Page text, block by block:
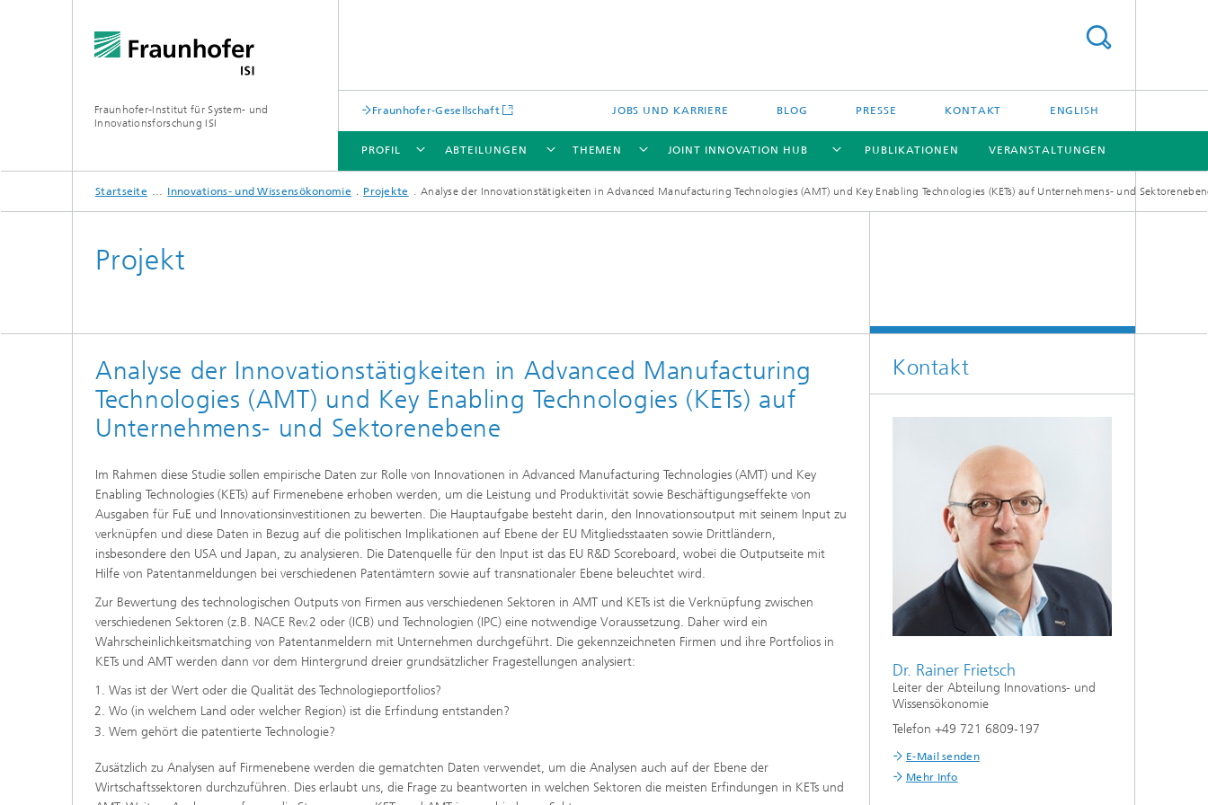
Fraunhofer-Institut für System- und
Innovationsforschung ISI
Fraunhofer-Gesellschaft JOBS UND KARRIERE BLOG PRESSE KONTAKT ENGLISH
PROFIL
[X]
PROFIL
ABTEILUNGEN
[X]
ABTEILUNGEN
THEMEN
[X]
THEMEN
JOINT INNOVATION HUB
[X]
JOINT INNOVATION HUB
PUBLIKATIONEN VERANSTALTUNGEN
Startseite Innovations- und Wissensökonomie Projekte Analyse der Innovationstätigkeiten in Advanced Manufacturing Technologies (AMT) und Key Enabling Technologies (KETs) auf Unternehmens- und
Projekt
Analyse der Innovationstätigkeiten in Advanced Manufacturing
Technologies (AMT) und Key Enabling Technologies (KETs) auf
Unternehmens- und Sektorenebene
Im Rahmen diese Studie sollen empirische Daten zur Rolle von Innovationen in Advanced Manufacturing Technologies (AMT) und Key
Enabling Technologies (KETs) auf Firmenebene erhoben werden, um die Leistung und Produktivität sowie Beschäftigungseffekte von
Ausgaben für FuE und Innovationsinvestitionen zu bewerten. Die Hauptaufgabe besteht darin, den Innovationsoutput mit seinem Input zu
verknüpfen und diese Daten in Bezug auf die politischen Implikationen auf Ebene der EU Mitgliedsstaaten sowie Drittländern,
insbesondere den USA und Japan, zu analysieren. Die Datenquelle für den Input ist das EU R&D Scoreboard, wobei die Outputseite mit
Hilfe von Patentanmeldungen bei verschiedenen Patentämtern sowie auf transnationaler Ebene beleuchtet wird.
Zur Bewertung des technologischen Outputs von Firmen aus verschiedenen Sektoren in AMT und KETs ist die Verknüpfung zwischen
verschiedenen Sektoren (z.B. NACE Rev.2 oder (ICB) und Technologien (IPC) eine notwendige Voraussetzung. Daher wird ein
Wahrscheinlichkeitsmatching von Patentanmeldern mit Unternehmen durchgeführt. Die gekennzeichneten Firmen und ihre Portfolios in
KETs und AMT werden dann vor dem Hintergrund dreier grundsätzlicher Fragestellungen analysiert:
Was ist der Wert oder die Qualität des Technologieportfolios?
Wo (in welchem Land oder welcher Region) ist die Erfindung entstanden?
Wem gehört die patentierte Technologie?
Zusätzlich zu Analysen auf Firmenebene werden die gematchten Daten verwendet, um die Analysen auch auf der Ebene der
Wirtschaftssektoren durchzuführen. Dies erlaubt uns, die Frage zu beantworten in welchen Sektoren die meisten Erfindungen in KETs und
Kontakt
Dr. Rainer Frietsch
Leiter der Abteilung Innovations- und
Wissensökonomie
Telefon +49 721 6809-197
E-Mail senden
Mehr Info